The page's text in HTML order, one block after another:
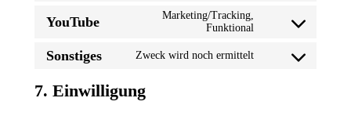
service
google-
YouTube
Marketing/Tracking,
Funktional
Consent
service
youtube
Sonstiges Zweck wird noch ermittelt
Consent
7. Einwilligung